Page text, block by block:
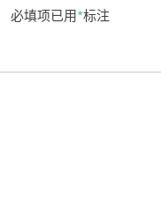
必填项已用*标注